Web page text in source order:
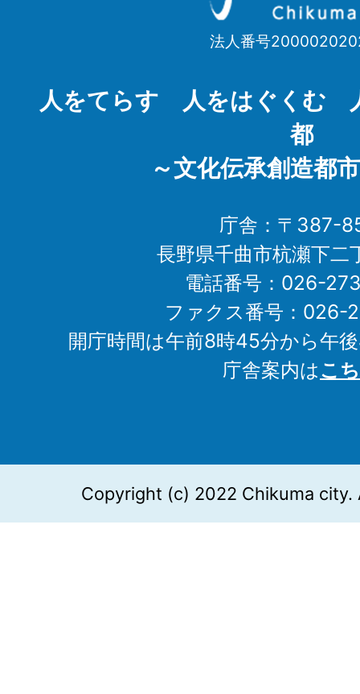
Chikuma
法人番号
人をてらす 人をはぐくむ
都
～文化伝承創造都
庁舎：〒387-
長野県千曲市杭瀬下二
電話番号：026-
ファクス番号：026-
開庁時間は午前8時45分から午
庁舎案内はこ
Copyright (c) 2022 Chikuma city.